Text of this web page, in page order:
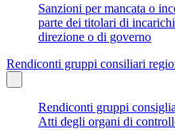
Sanzioni per mancata o
parte dei titolari di
direzione o di governo
Rendiconti gruppi consiliari
Rendiconti gruppi
Atti degli organi di